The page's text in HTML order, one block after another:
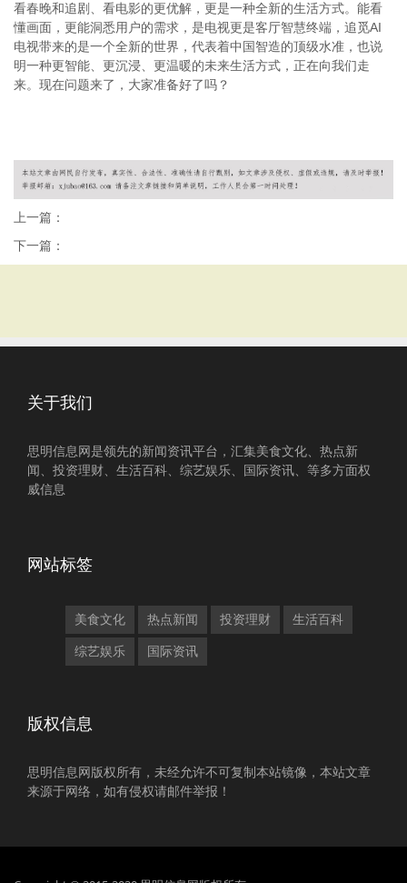
看春晚和追剧、看电影的更优解，更是一种全新的生活方式。能看
懂画面，更能洞悉用户的需求，是电视更是客厅智慧终端，追觅AI
电视带来的是一个全新的世界，代表着中国智造的顶级水准，也说
明一种更智能、更沉浸、更温暖的未来生活方式，正在向我们走
来。现在问题来了，大家准备好了吗？
上一篇：
下一篇：
关于我们
思明信息网是领先的新闻资讯平台，汇集美食文化、热点新
闻、投资理财、生活百科、综艺娱乐、国际资讯、等多方面权
威信息
网站标签
美食文化 热点新闻 投资理财 生活百科
综艺娱乐 国际资讯
版权信息
思明信息网版权所有，未经允许不可复制本站镜像，本站文章
来源于网络，如有侵权请邮件举报！